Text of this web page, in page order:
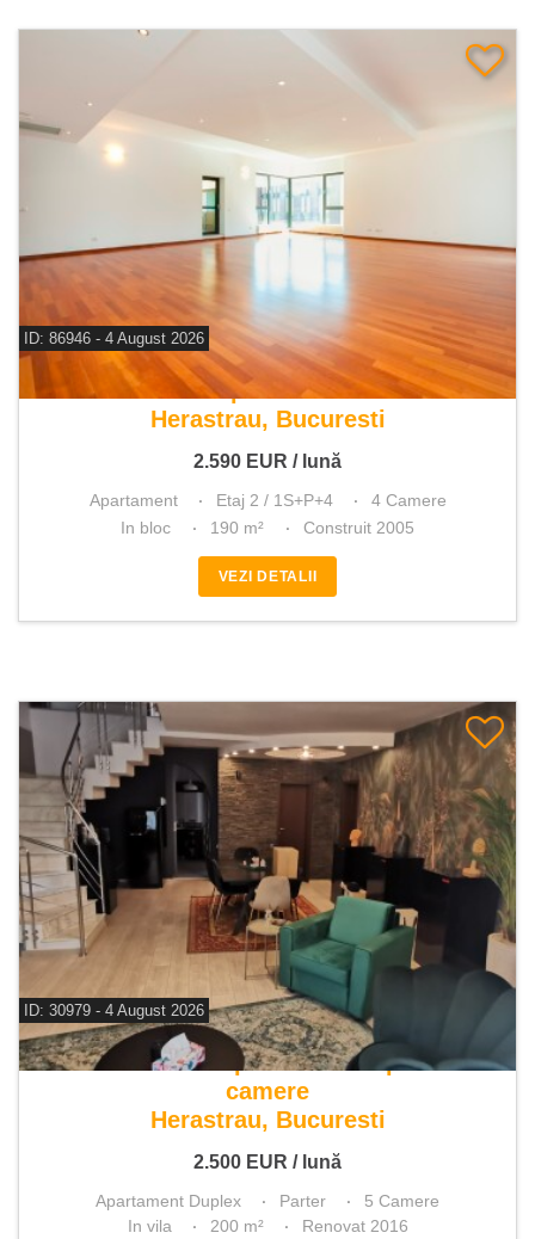
ID: 86946 - 4 August 2026
De inchiriat apartament 4 camere
Herastrau, Bucuresti
2.590 EUR / lună
Apartament Etaj 2 / 1S+P+4
4 Camere
In bloc
190 m² Construit 2005
VEZI DETALII
ID: 30979 - 4 August 2026
De inchiriat apartament duplex 5
camere
Herastrau, Bucuresti
2.500 EUR / lună
Apartament Duplex Parter
5 Camere
In vila
200 m²
Renovat 2016